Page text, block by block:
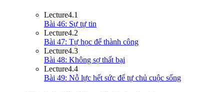
Lecture4.1
Bài 46: Sự tự tin
Lecture4.2
Bài 47: Tự học để thành công
Lecture4.3
Bài 48: Không sợ thất bại
Lecture4.4
Bài 49: Nỗ lực hết sức để tự chủ cuộc sống